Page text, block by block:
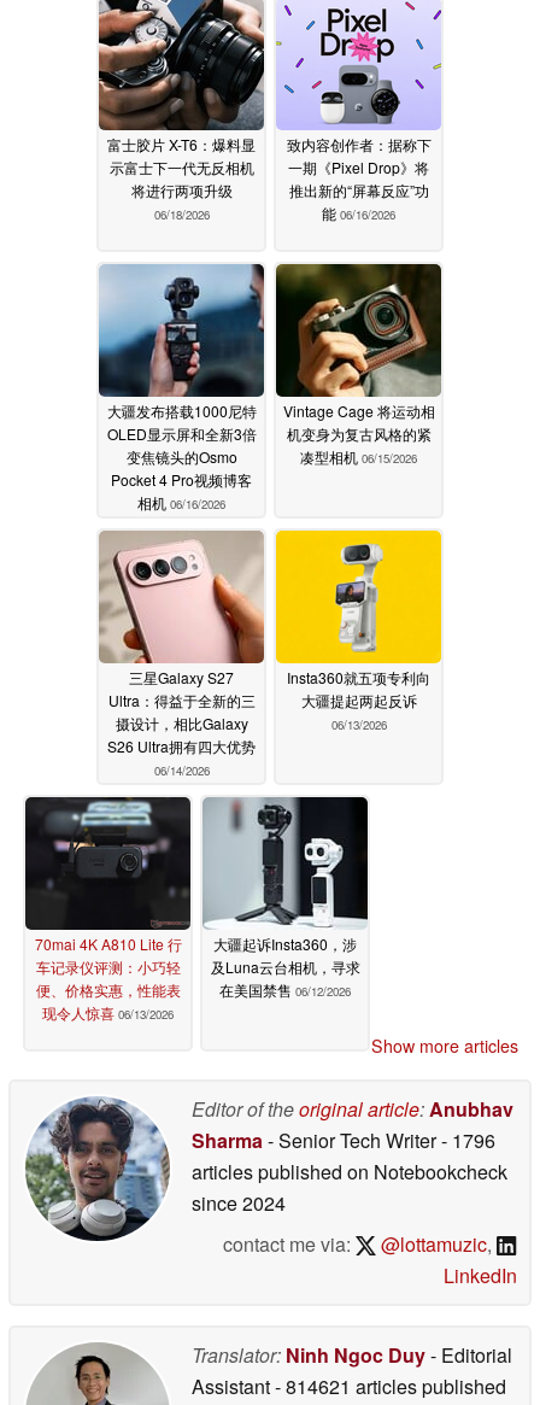
富士胶片 X-T6：爆料显
示富士下一代无反相机
将进行两项升级
06/18/2026
致内容创作者：据称下
一期《Pixel Drop》将
推出新的“屏幕反应”功
能 06/16/2026
大疆发布搭载1000尼特
OLED显示屏和全新3倍
变焦镜头的Osmo
Pocket 4 Pro视频博客
相机 06/16/2026
Vintage Cage 将运动相
机变身为复古风格的紧
凑型相机 06/15/2026
三星Galaxy S27
Ultra：得益于全新的三
摄设计，相比Galaxy
S26 Ultra拥有四大优势
06/14/2026
Insta360就五项专利向
大疆提起两起反诉
06/13/2026
70mai 4K A810 Lite 行
车记录仪评测：小巧轻
便、价格实惠，性能表
现令人惊喜 06/13/2026
大疆起诉Insta360，涉
及Luna云台相机，寻求
在美国禁售 06/12/2026
Show more articles
Editor of theoriginal article:Anubhav
Sharma- Senior Tech Writer- 1796
articles published on Notebookcheck
since 2024
contact me via:
@lottamuzic,
LinkedIn
Translator: Ninh Ngoc Duy- Editorial
Assistant- 814621 articles published